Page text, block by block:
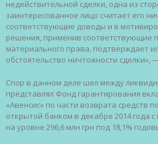
недействительной сделки, одна из
заинтересованное лицо считает его
соответствующие доводы и в
решения, применив соответствующие
материального права, подтверждает
обстоятельство ничтожности сделки»,
Спор в данном деле шел между
представлял Фонд гарантирования
«Авенсис» по части возврата средств
открытой банком в декабре 2014 года
на уровне 296,6 млн грн под 18,1%